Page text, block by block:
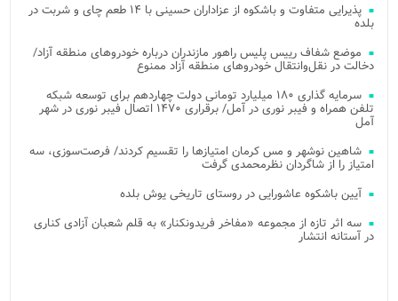
پذیرایی متفاوت و باشکوه از عزاداران حسینی با ۱۴ طعم چای و شربت در
بلده
موضع شفاف رییس پلیس راهور مازندران درباره خودروهای منطقه آزاد/
دخالت در نقل‌وانتقال خودروهای منطقه آزاد ممنوع
سرمایه گذاری ۱۸۰ میلیارد تومانی دولت چهاردهم برای توسعه شبکه
تلفن همراه و فیبر نوری در آمل/ برقراری ۱۴۷۰ اتصال فیبر نوری در شهر
آمل
شاهین نوشهر و مس کرمان امتیازها را تقسیم کردند/ فرصت‌سوزی، سه
امتیاز را از شاگردان نظرمحمدی گرفت
آیین باشکوه عاشورایی در روستای تاریخی یوش بلده
سه اثر تازه از مجموعه «مفاخر فریدونکنار» به قلم شعبان آزادی کناری
در آستانه انتشار